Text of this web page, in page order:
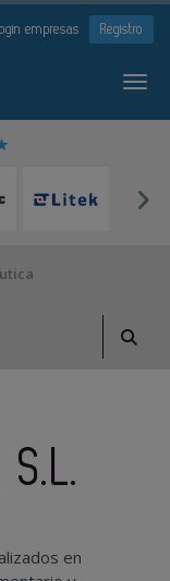
Login empresas Registro
en